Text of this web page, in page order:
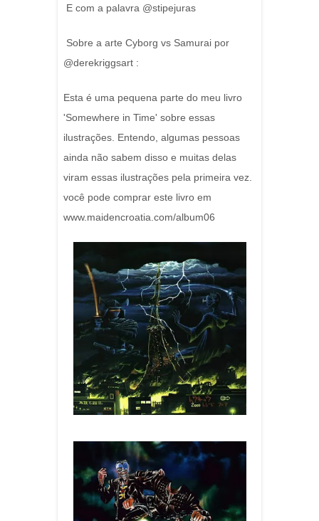
E com a palavra @stipejuras
Sobre a arte Cyborg vs Samurai por
@derekriggsart :
Esta é uma pequena parte do meu livro
'Somewhere in Time' sobre essas
ilustrações. Entendo, algumas pessoas
ainda não sabem disso e muitas delas
viram essas ilustrações pela primeira vez.
você pode comprar este livro em
www.maidencroatia.com/album06